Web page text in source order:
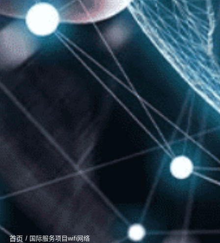
首页 / 国际服务项目wifi网络